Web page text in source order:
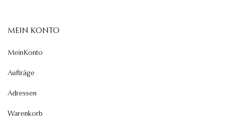
MEIN KONTO
MeinKonto
Aufträge
Adressen
Warenkorb